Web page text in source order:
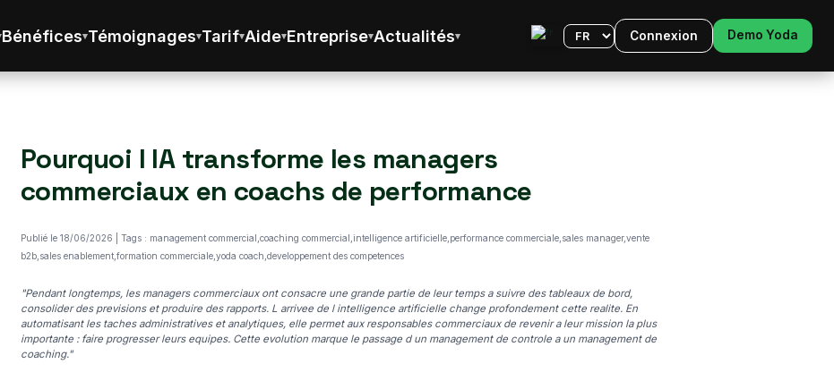
Bénéfices Témoignages Tarif Aide Entreprise Actualités Langue Connexion Demo Yoda
Pourquoi l IA transforme les managers
commerciaux en coachs de performance
Publié le 18/06/2026 | Tags : management commercial,coaching commercial,intelligence artificielle,performance commerciale,sales manager,vente
b2b,sales enablement,formation commerciale,yoda coach,developpement des competences
"Pendant longtemps, les managers commerciaux ont consacre une grande partie de leur temps a suivre des tableaux de bord,
consolider des previsions et produire des rapports. L arrivee de l intelligence artificielle change profondement cette realite. En
automatisant les taches administratives et analytiques, elle permet aux responsables commerciaux de revenir a leur mission la plus
importante : faire progresser leurs equipes. Cette evolution marque le passage d un management de controle a un management de
coaching."